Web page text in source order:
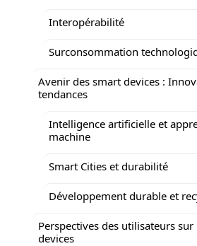
Interopérabilité
Surconsommation
Avenir des smart devices :
tendances
Intelligence artificielle et
machine
Smart Cities et durabilité
Développement durable et
Perspectives des utilisateurs
devices